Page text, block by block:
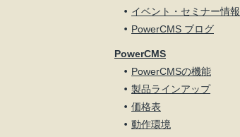
イベント・セミナー情報
PowerCMS ブログ
PowerCMS
PowerCMSの機能
製品ラインアップ
価格表
動作環境